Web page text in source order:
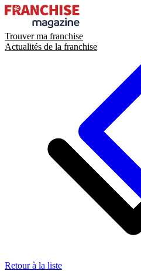
Trouver ma franchise
Actualités de la franchise
Retour à la liste